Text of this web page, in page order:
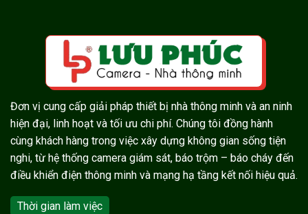
Đơn vị cung cấp giải pháp thiết bị nhà thông minh và an ninh
hiện đại, linh hoạt và tối ưu chi phí. Chúng tôi đồng hành
cùng khách hàng trong việc xây dựng không gian sống tiện
nghi, từ hệ thống camera giám sát, báo trộm – báo cháy đến
điều khiển điện thông minh và mạng hạ tầng kết nối hiệu quả.
Thời gian làm việc